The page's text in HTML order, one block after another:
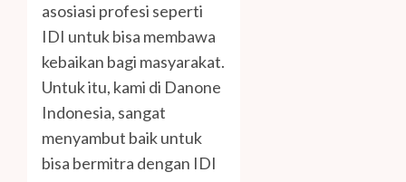
asosiasi profesi seperti
IDI untuk bisa membawa
kebaikan bagi masyarakat.
Untuk itu, kami di Danone
Indonesia, sangat
menyambut baik untuk
bisa bermitra dengan IDI